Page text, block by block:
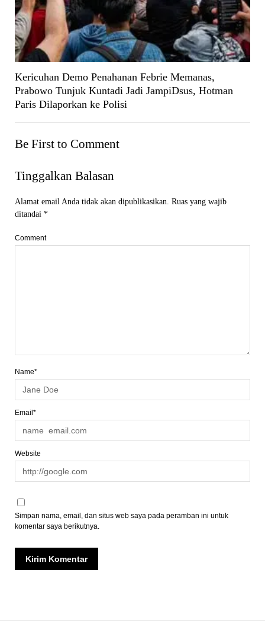
Kericuhan Demo Penahanan Febrie Memanas,
Prabowo Tunjuk Kuntadi Jadi JampiDsus, Hotman
Paris Dilaporkan ke Polisi
Be First to Comment
Tinggalkan Balasan
Alamat email Anda tidak akan dipublikasikan. Ruas yang wajib
ditandai *
Comment
Name*
Email*
Website
Simpan nama, email, dan situs web saya pada peramban ini untuk
komentar saya berikutnya.